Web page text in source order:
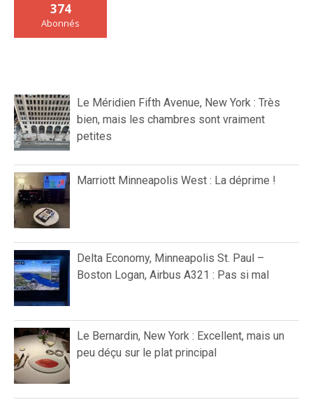
374
Abonnés
Le Méridien Fifth Avenue, New York : Très
bien, mais les chambres sont vraiment
petites
Marriott Minneapolis West : La déprime !
Delta Economy, Minneapolis St. Paul –
Boston Logan, Airbus A321 : Pas si mal
Le Bernardin, New York : Excellent, mais un
peu déçu sur le plat principal